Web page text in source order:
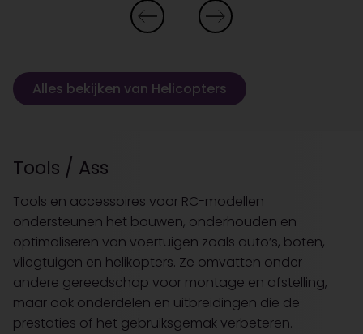
Alles bekijken van Helicopters
Tools / Ass
Tools en accessoires voor RC-modellen
ondersteunen het bouwen, onderhouden en
optimaliseren van voertuigen zoals auto’s, boten,
vliegtuigen en helikopters. Ze omvatten onder
andere gereedschap voor montage en afstelling,
maar ook onderdelen en uitbreidingen die de
prestaties of het gebruiksgemak verbeteren.